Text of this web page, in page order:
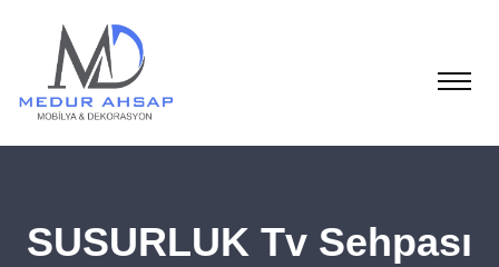
SUSURLUK Tv Sehpası